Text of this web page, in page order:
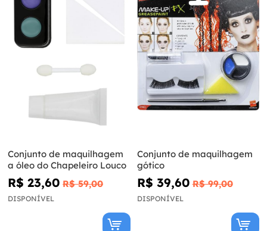
Conjunto de maquilhagem
a óleo do Chapeleiro Louco
R$ 23,60 R$ 59,00
DISPONÍVEL
Conjunto de maquilhagem
gótico
R$ 39,60 R$ 99,00
DISPONÍVEL